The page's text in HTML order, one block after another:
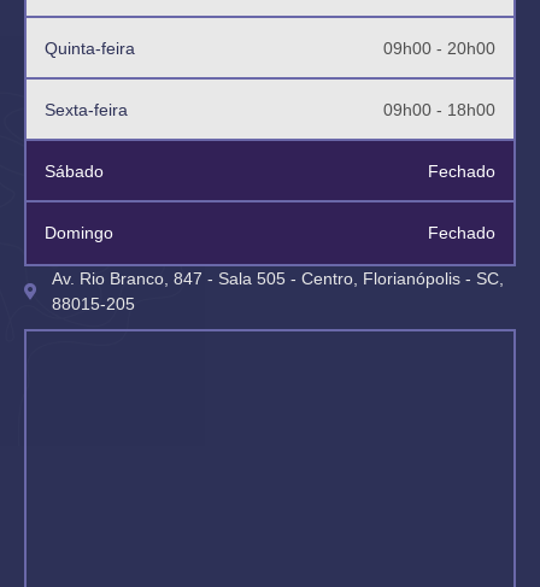
Quinta-feira 09h00 - 20h00
Sexta-feira 09h00 - 18h00
Sábado Fechado
Domingo Fechado
Av. Rio Branco, 847 - Sala 505 - Centro, Florianópolis - SC,
88015-205